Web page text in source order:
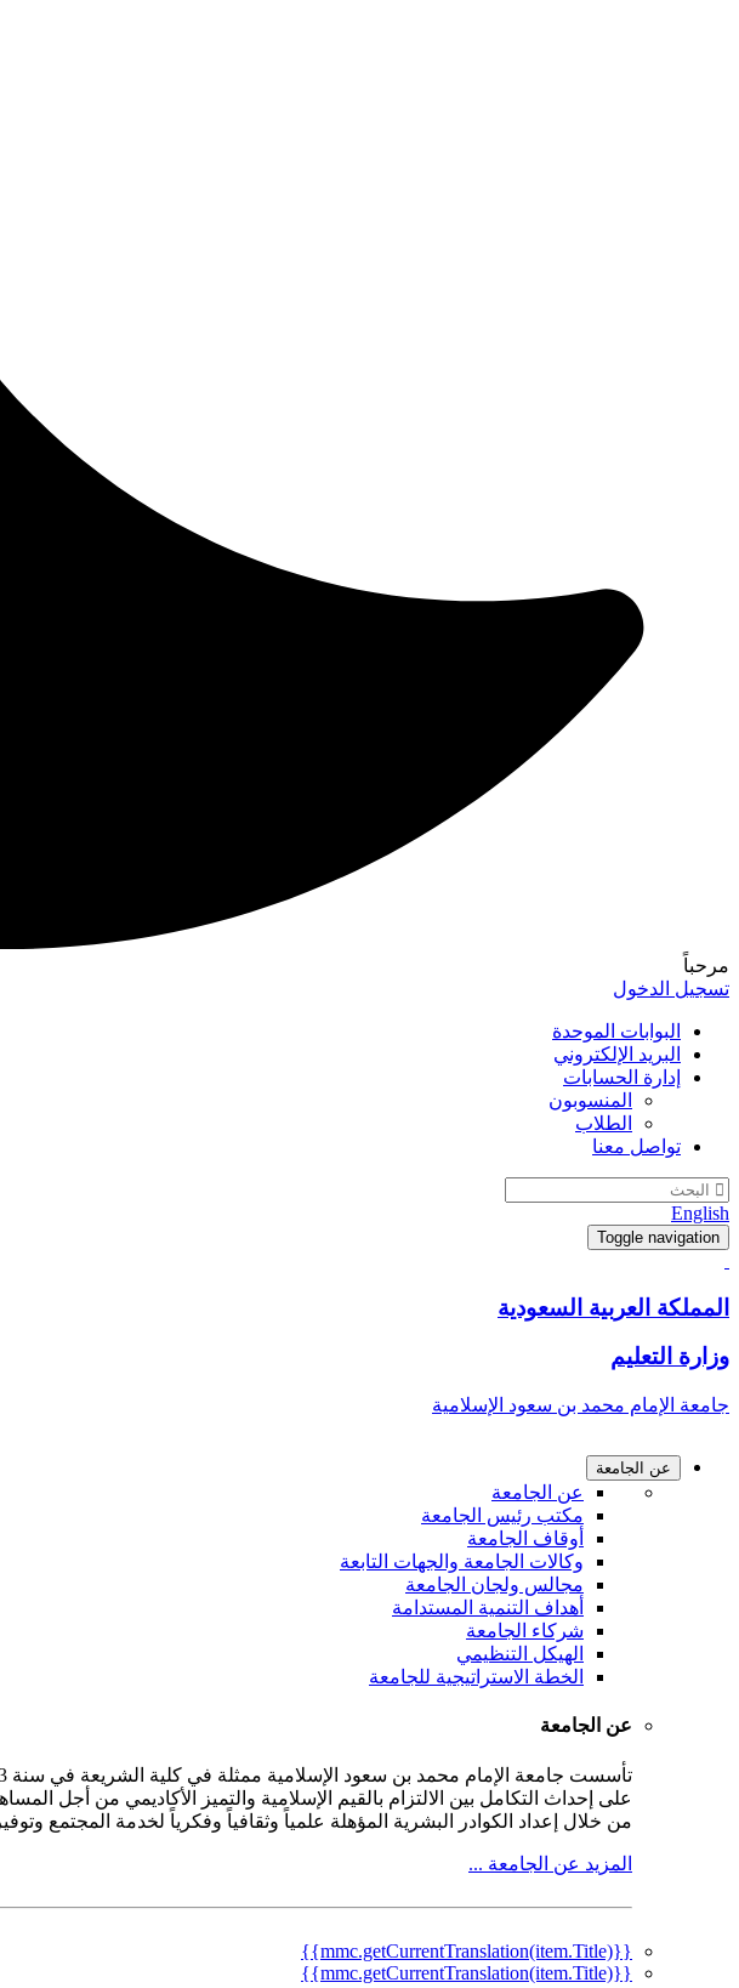
مرحباً
تسجيل الدخول
البوابات الموحدة
البريد الإلكتروني
إدارة الحسابات
المنسوبون
الطلاب
تواصل معنا
English
Toggle navigation
المملكة العربية السعودية
وزارة التعليم
جامعة الإمام محمد بن سعود الإسلامية
عن الجامعة
عن الجامعة
مكتب رئيس الجامعة
أوقاف الجامعة
وكالات الجامعة والجهات التابعة
مجالس ولجان الجامعة
أهداف التنمية المستدامة
شركاء الجامعة
الهيكل التنظيمي
الخطة الاستراتيجية للجامعة
عن الجامعة
على إحداث التكامل بين الالتزام بالقيم الإسلامية والتميز الأكاديمي من أجل
من خلال إعداد الكوادر البشرية المؤهلة علمياً وثقافياً وفكرياً لخدمة المجتمع
المزيد عن الجامعة ...
{{mmc.getCurrentTranslation(item.Title)}}
{{mmc.getCurrentTranslation(item.Title)}}